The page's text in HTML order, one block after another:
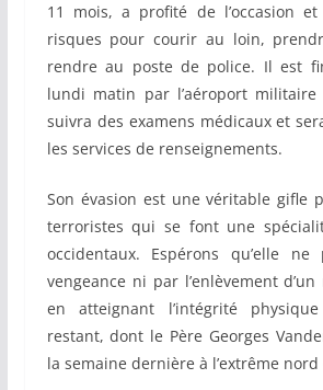
11 mois, a profité de l’occasion
risques pour courir au loin,
rendre au poste de police. Il est
lundi matin par l’aéroport militaire
suivra des examens médicaux et
les services de renseignements.
Son évasion est une véritable gifle
terroristes qui se font une
occidentaux. Espérons qu’elle
vengeance ni par l’enlèvement
en atteignant l’intégrité
restant, dont le Père Georges
la semaine dernière à l’extrême